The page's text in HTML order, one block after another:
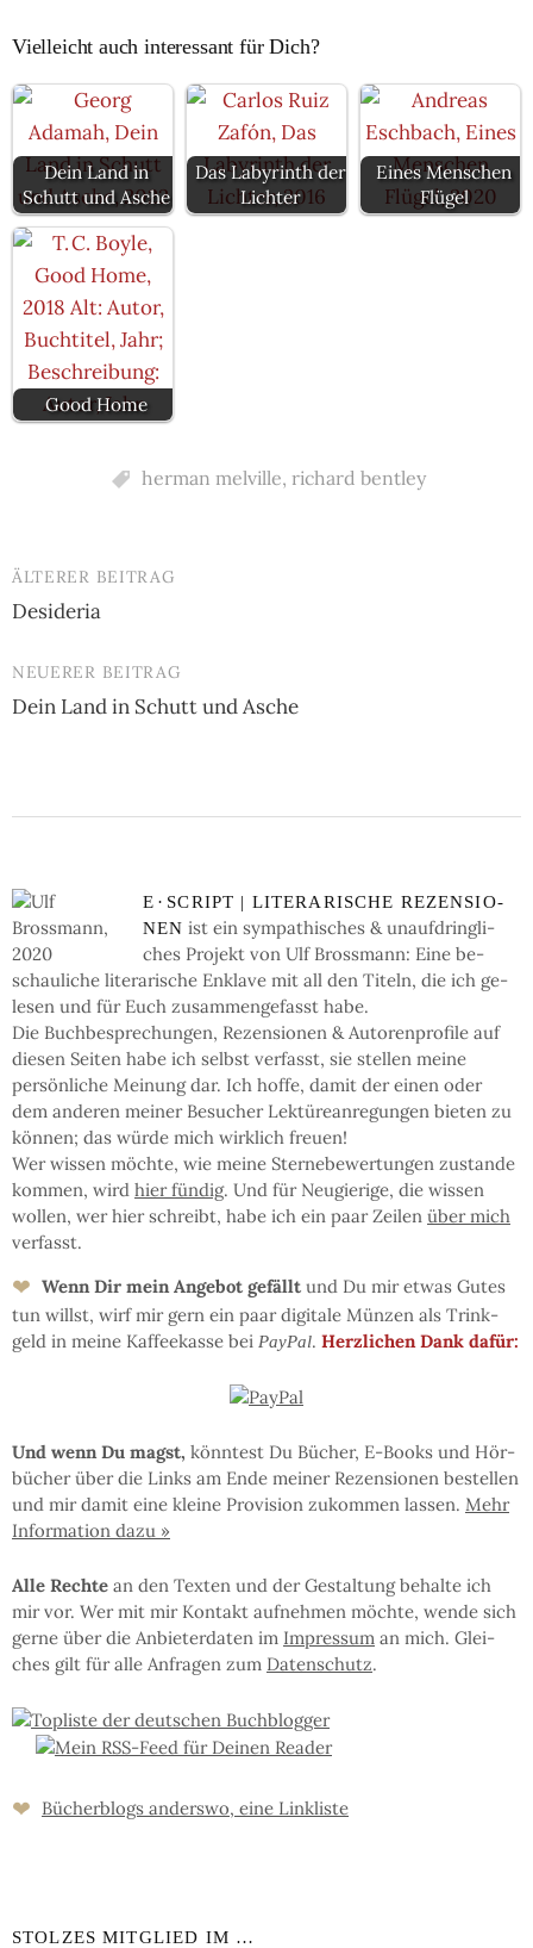
Vielleicht auch interessant für Dich?
Dein Land in
Schutt und Asche
Das Labyrinth der
Lichter
Eines Menschen
Flügel
Good Home
herman melville, richard bentley
Beitrags-
Navigation
ÄLTERER BEITRAG
Desideria
NEUERER BEITRAG
Dein Land in Schutt und Asche
E · SCRIPT | LI­TE­RA­RI­SCHE RE­ZEN­SIO­
NEN ist ein sym­pa­thi­sches & un­auf­dring­li­
ches Pro­jekt von Ulf Bross­mann: Eine be­
schau­li­che li­te­ra­ri­sche En­kla­ve mit all den Ti­teln, die ich ge­
le­sen und für Euch zu­sam­men­ge­fasst habe.
Die Buch­be­spre­chun­gen, Re­zen­sio­nen & Auto­ren­pro­fi­le auf
die­sen Sei­ten ha­be ich selbst ver­fasst, sie stel­len mei­ne
persön­li­che Mei­nung dar. Ich hof­fe, da­mit der einen oder
dem an­de­ren mei­ner Be­su­cher Lek­türe­an­re­gun­gen bie­ten zu
kön­nen; das wür­de mich wirk­lich freu­en!
Wer wis­sen möchte, wie mei­ne Ster­ne­be­wer­tun­gen zu­stan­de
kom­men, wird hier fün­dig. Und für Neu­gie­ri­ge, die wis­sen
wol­len, wer hier schreibt, ha­be ich ein paar Zei­len über mich
ver­fasst.
❤ Wenn Dir mein An­ge­bot ge­fällt und Du mir et­was Gu­tes
tun willst, wirf mir gern ein paar di­gi­ta­le Mün­zen als Trink­
geld in mei­ne Kaf­fee­kas­se bei PayPal. Herz­li­chen Dank dafür:
Und wenn Du magst, könn­test Du Bü­cher, E-Books und Hör­
bü­cher über die Links am En­de mei­ner Re­zen­sio­nen be­stel­len
und mir da­mit eine klei­ne Pro­vi­sion zu­kom­men las­sen. Mehr
In­for­ma­tion da­zu »
Al­le Rech­te an den Tex­ten und der Ge­stal­tung be­hal­te ich
mir vor. Wer mit mir Kon­takt auf­neh­men möchte, wen­de sich
ger­ne über die An­bie­ter­da­ten im Im­pres­sum an mich. Glei­
ches gilt für al­le An­fra­gen zum Da­ten­schutz.
❤ Bücher­blogs an­ders­wo, eine Link­liste
STOLZES MITGLIED IM …